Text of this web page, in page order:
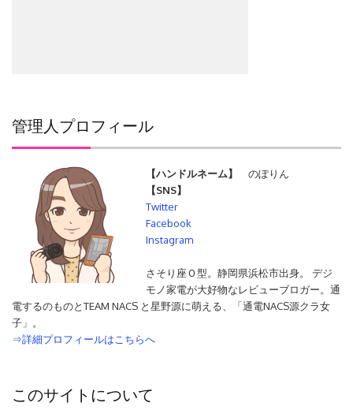
管理人プロフィール
【ハンドルネーム】
のぽりん
【SNS】
Twitter
Facebook
Instagram
さそり座Ｏ型。静岡県浜松市出身。 デジ
モノ家電が大好物なレビューブロガー。通
電するのものとTEAM NACS と星野源に萌える、「通電NACS源クラ女
子」。
⇒詳細プロフィールはこちらへ
このサイトについて